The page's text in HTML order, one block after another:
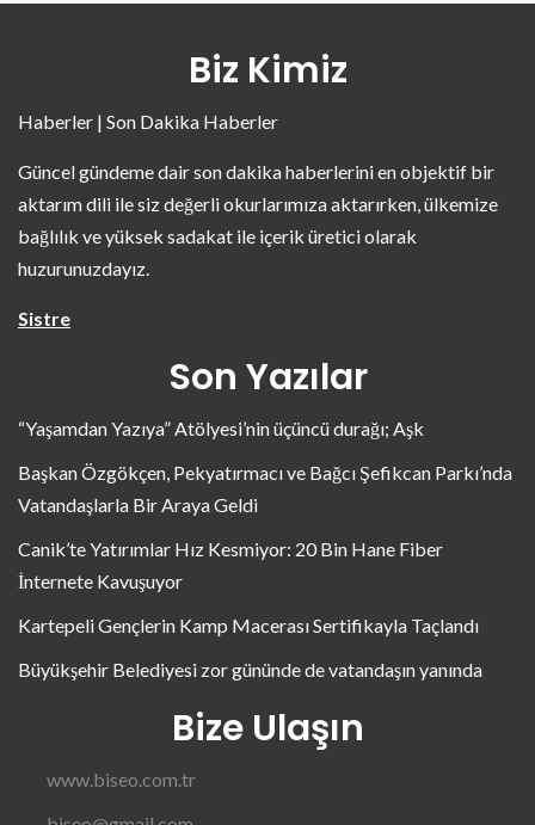
Biz Kimiz
Haberler | Son Dakika Haberler
Güncel gündeme dair son dakika haberlerini en objektif bir
aktarım dili ile siz değerli okurlarımıza aktarırken, ülkemize
bağlılık ve yüksek sadakat ile içerik üretici olarak
huzurunuzdayız.
Sistre
Son Yazılar
“Yaşamdan Yazıya” Atölyesi’nin üçüncü durağı; Aşk
Başkan Özgökçen, Pekyatırmacı ve Bağcı Şefikcan Parkı’nda
Vatandaşlarla Bir Araya Geldi
Canik’te Yatırımlar Hız Kesmiyor: 20 Bin Hane Fiber
İnternete Kavuşuyor
Kartepeli Gençlerin Kamp Macerası Sertifikayla Taçlandı
Büyükşehir Belediyesi zor gününde de vatandaşın yanında
Bize Ulaşın
www.biseo.com.tr